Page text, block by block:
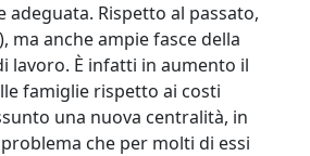
Rispetto al passato,
anche ampie fasce della
lavoro. È infatti in aumento il
famiglie rispetto ai costi
una nuova centralità, in
che per molti di essi